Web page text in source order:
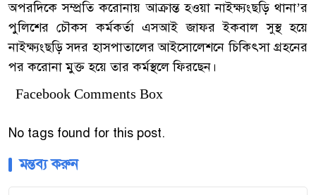
অপরদিকে সম্প্রতি করোনায় আক্রান্ত হওয়া নাইক্ষ্যংছড়ি থানা’র
পুলিশের চৌকস কর্মকর্তা এসআই জাফর ইকবাল সুস্থ হয়ে
নাইক্ষ্যংছড়ি সদর হাসপাতালের আইসোলেশনে চিকিৎসা গ্রহনের
পর করোনা মুক্ত হয়ে তার কর্মস্থলে ফিরছেন।
Facebook Comments Box
No tags found for this post.
মন্তব্য করুন